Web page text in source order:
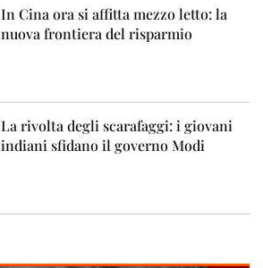
In Cina ora si affitta mezzo letto: la
nuova frontiera del risparmio
La rivolta degli scarafaggi: i giovani
indiani sfidano il governo Modi